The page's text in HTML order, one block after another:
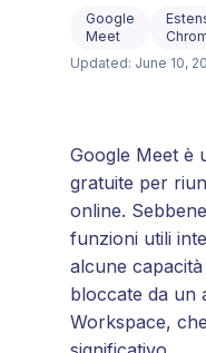
Google
Meet
Updated: June 10,
Google Meet è
gratuite per
online.
funzioni utili
alcune
bloccate da un
Workspace,